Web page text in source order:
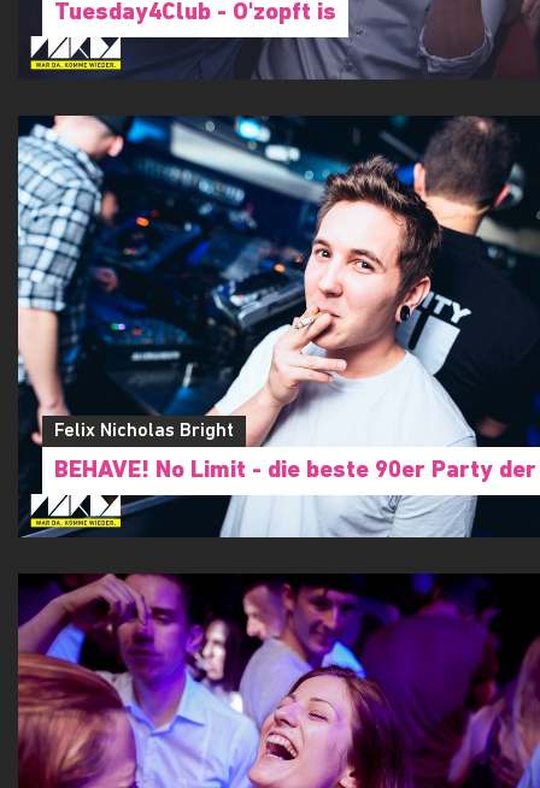
Tuesday4Club - O'zopft is
Felix Nicholas Bright
BEHAVE! No Limit - die beste 90er Party